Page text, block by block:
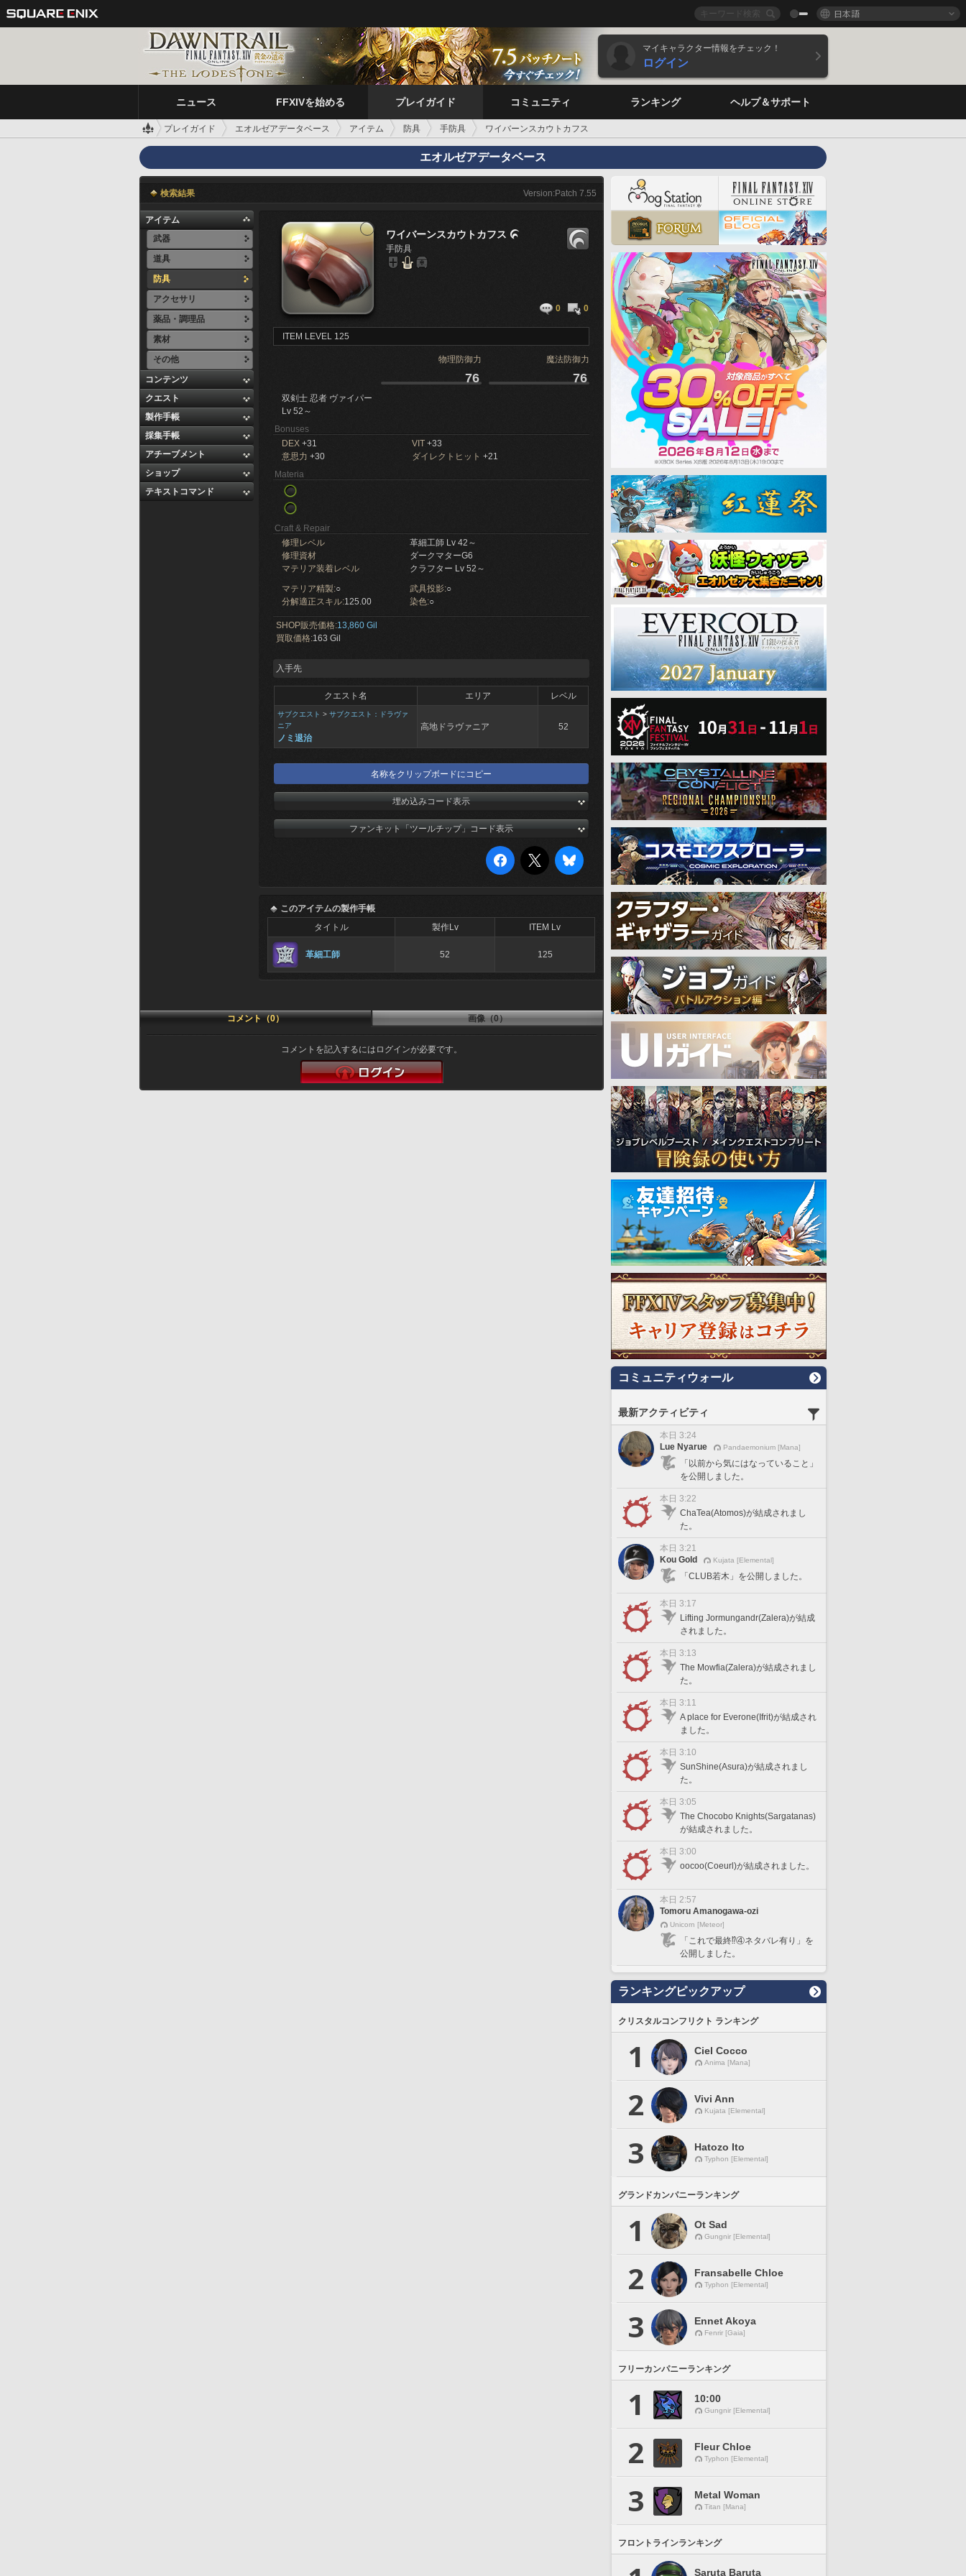
日本語
マイキャラクター情報をチェック！
ログイン
ニュース FFXIVを始める プレイガイド コミュニティ ランキング ヘルプ＆サポート
プレイガイド エオルゼアデータベース アイテム 防具 手防具 ワイバーンスカウトカフス
エオルゼアデータベース
検索結果 Version:Patch 7.55
アイテム
武器
道具
防具
アクセサリ
薬品・調理品
素材
その他
コンテンツ
クエスト
製作手帳
採集手帳
アチーブメント
ショップ
テキストコマンド
ワイバーンスカウトカフス 
手防具
0 0
ITEM LEVEL 125
物理防御力 魔法防御力
76 76
双剣士 忍者 ヴァイパー
Lv 52～
Bonuses
DEX +31 VIT +33
意思力 +30 ダイレクトヒット +21
Materia
Craft & Repair
修理レベル
革細工師 Lv 42～
修理資材
ダークマターG6
マテリア装着レベル
クラフター Lv 52～
マテリア精製:○ 武具投影:○
分解適正スキル:125.00 染色:○
SHOP販売価格:13,860 Gil
買取価格:163 Gil
入手先
クエスト名 エリア レベル
サブクエスト > サブクエスト：ドラヴァ
ニア
ノミ退治
高地ドラヴァニア 52
名称をクリップボードにコピー
埋め込みコード表示
ファンキット「ツールチップ」コード表示
このアイテムの製作手帳
タイトル
製作Lv ITEM Lv
革細工師 52 125
コメント（0） 画像（0）
コメントを記入するにはログインが必要です。
コミュニティウォール
最新アクティビティ
本日 3:24
Lue Nyarue
Pandaemonium [Mana]
「以前から気にはなっていること」
を公開しました。
本日 3:22
ChaTea(Atomos)が結成されまし
た。
本日 3:21
Kou Gold
Kujata [Elemental]
「CLUB若木」を公開しました。
本日 3:17
Lifting Jormungandr(Zalera)が結成
されました。
本日 3:13
The Mowfia(Zalera)が結成されまし
た。
本日 3:11
A place for Everone(Ifrit)が結成され
ました。
本日 3:10
SunShine(Asura)が結成されまし
た。
本日 3:05
The Chocobo Knights(Sargatanas)
が結成されました。
本日 3:00
oocoo(Coeurl)が結成されました。
本日 2:57
Tomoru Amanogawa-ozi
Unicorn [Meteor]
「これで最終⁉️④ネタバレ有り」を
公開しました。
ランキングピックアップ
クリスタルコンフリクト ランキング
1 Ciel Cocco
Anima [Mana]
2 Vivi Ann
Kujata [Elemental]
3 Hatozo Ito
Typhon [Elemental]
グランドカンパニーランキング
1 Ot Sad
Gungnir [Elemental]
2 Fransabelle Chloe
Typhon [Elemental]
3 Ennet Akoya
Fenrir [Gaia]
フリーカンパニーランキング
1 10:00
Gungnir [Elemental]
2 Fleur Chloe
Typhon [Elemental]
3 Metal Woman
Titan [Mana]
フロントラインランキング
Saruta Baruta